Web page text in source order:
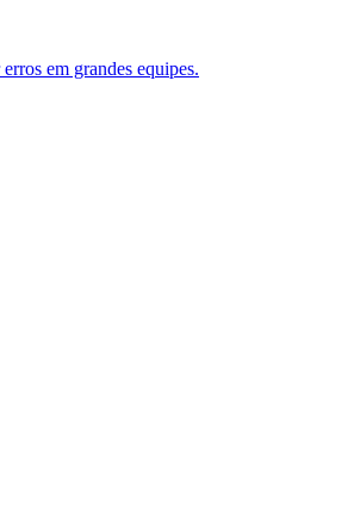
em grandes equipes.